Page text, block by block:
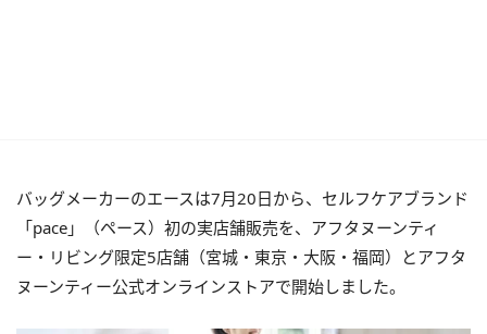
バッグメーカーのエースは7月20日から、セルフケアブランド
「pace」（ペース）初の実店舗販売を、アフタヌーンティ
ー・リビング限定5店舗（宮城・東京・大阪・福岡）とアフタ
ヌーンティー公式オンラインストアで開始しました。